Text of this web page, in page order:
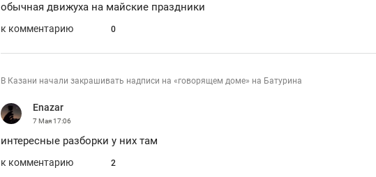
обычная движуха на майские праздники
к комментарию 0
В Казани начали закрашивать надписи на «говорящем доме» на Батурина
Enazar
7 Мая17:06
интересные разборки у них там
к комментарию 2